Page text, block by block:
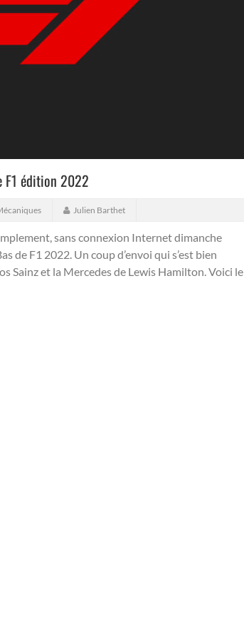
F1 édition 2022
Julien Barthet
sans connexion Internet dimanche
de F1 2022. Un coup d’envoi qui s’est bien
Sainz et la Mercedes de Lewis Hamilton. Voici le